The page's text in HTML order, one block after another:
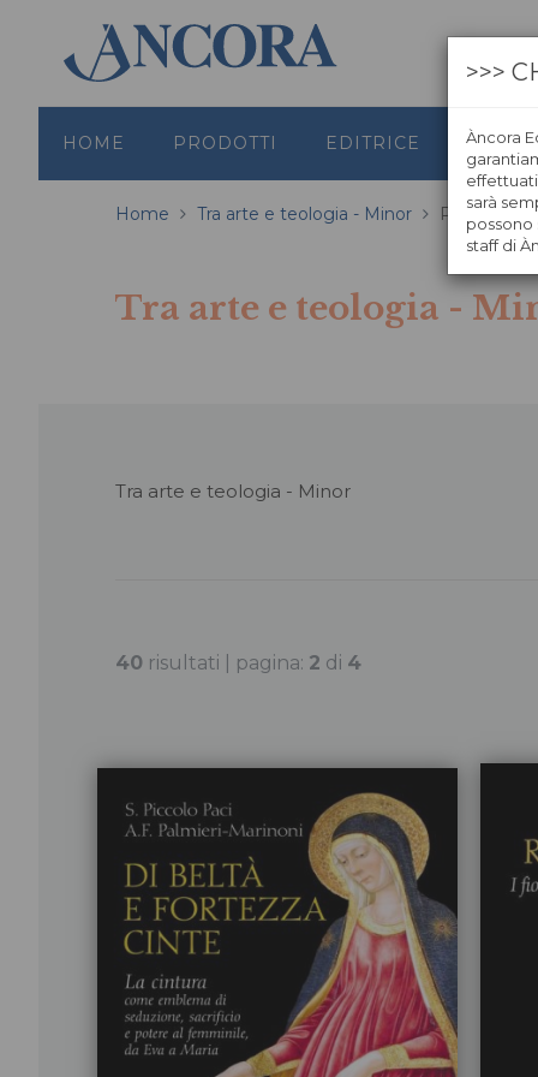
HOME PRODOTTI EDITRICE
Home Tra arte e teologia - Minor Pagina 2
Tra arte e teologia -
Tra arte e teologia - Minor
40 risultati | pagina: 2 di 4
>>>
Àncora
sarà
possono
staff di